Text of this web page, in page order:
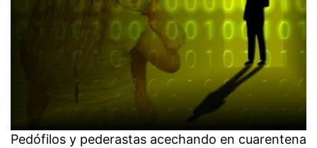
Pedófilos y pederastas acechando en cuarentena